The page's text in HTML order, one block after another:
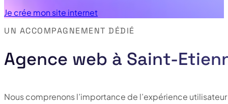
Je crée mon site internet
Agence web à Saint-
UN ACCOMPAGNEMENT DÉDIÉ
Nous comprenons l’importance de l’expérience